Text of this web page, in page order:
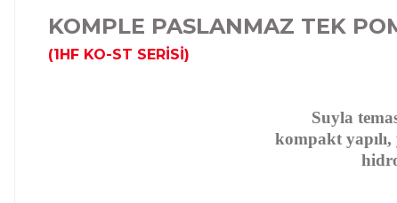
KOMPLE PASLANMAZ TEK
(1HF KO-ST SERİSİ)
Suyla
kompakt yapılı,